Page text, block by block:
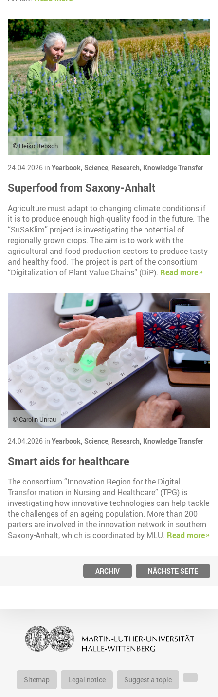
© Heiko Rebsch
24.04.2026 in Yearbook, Science, Research, Knowledge Transfer
Superfood from Saxony-Anhalt
Agriculture must adapt to changing climate conditions if
it is to produce enough high-quality food in the future. The
“SuSaKlim” project is investigating the potential of
regionally grown crops. The aim is to work with the
agricultural and food production sectors to produce tasty
and healthy food. The project is part of the consortium
“Digitalization of Plant Value Chains” (DiP). Read more
© Carolin Unrau
24.04.2026 in Yearbook, Science, Research, Knowledge Transfer
Smart aids for healthcare
The consortium “Innovation Region for the Digital
Transfor mation in Nursing and Healthcare” (TPG) is
investigating how innovative technologies can help tackle
the challenges of an ageing population. More than 200
parters are involved in the innovation network in southern
Saxony-Anhalt, which is coordinated by MLU. Read more
NÄCHSTE SEITE
ARCHIV
Sitemap Legal notice Suggest a topic